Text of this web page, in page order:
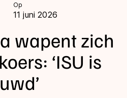
Op
11 juni 2026
wapent zich
‘ISU is